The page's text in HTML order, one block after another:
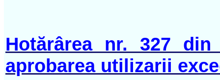
Hotărârea nr. 327
aprobarea utilizarii